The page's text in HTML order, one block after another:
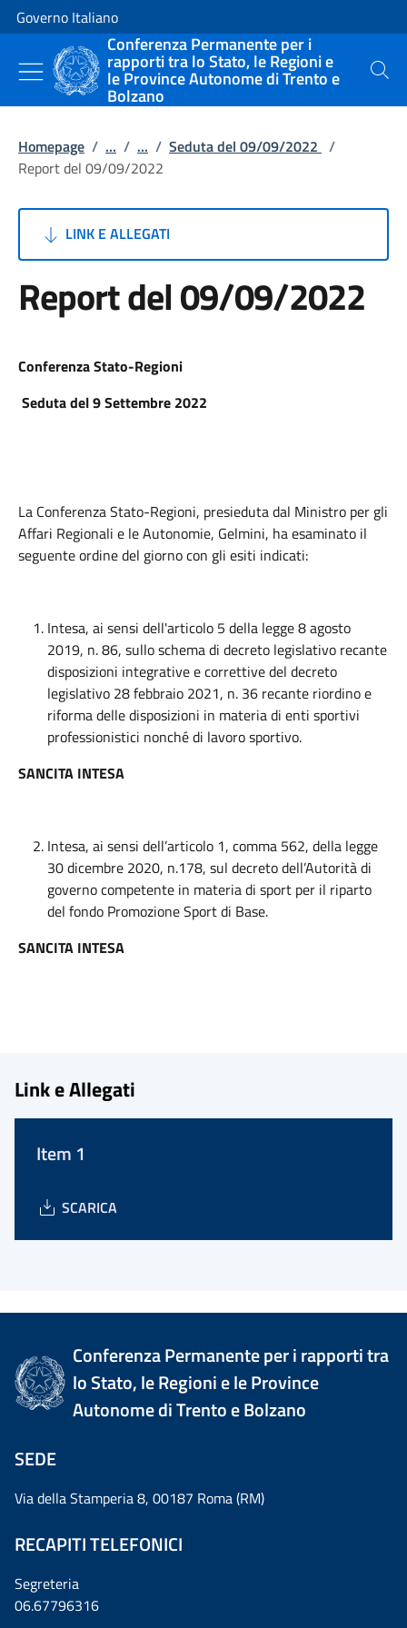
Vai al contenuto
Vai alla navigazione del sito
Governo Italiano
Conferenza Permanente per i
rapporti tra lo Stato, le Regioni e
le Province Autonome di Trento e
Bolzano
Cerca
Homepage / ... / ... / Seduta del 09/09/2022 /
Report del 09/09/2022
LINK E ALLEGATI
Report del 09/09/2022
Conferenza Stato-Regioni
Seduta del 9 Settembre 2022
La Conferenza Stato-Regioni, presieduta dal Ministro per gli
Affari Regionali e le Autonomie, Gelmini, ha esaminato il
seguente ordine del giorno con gli esiti indicati:
Intesa, ai sensi dell'articolo 5 della legge 8 agosto
2019, n. 86, sullo schema di decreto legislativo recante
disposizioni integrative e correttive del decreto
legislativo 28 febbraio 2021, n. 36 recante riordino e
riforma delle disposizioni in materia di enti sportivi
professionistici nonché di lavoro sportivo.
SANCITA INTESA
Intesa, ai sensi dell’articolo 1, comma 562, della legge
30 dicembre 2020, n.178, sul decreto dell’Autorità di
governo competente in materia di sport per il riparto
del fondo Promozione Sport di Base.
SANCITA INTESA
Link e Allegati
Item 1
SCARICA
Conferenza Permanente per i rapporti tra
lo Stato, le Regioni e le Province
Autonome di Trento e Bolzano
SEDE
Via della Stamperia 8, 00187 Roma (RM)
RECAPITI TELEFONICI
Segreteria
06.67796316